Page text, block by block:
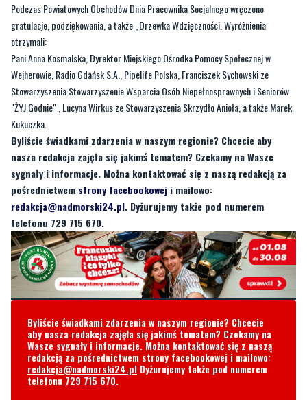
Pani Anna Kosmalska, Dyrektor Miejskiego Ośrodka Pomocy Społecznej w
Wejherowie, Radio Gdańsk S.A., Pipelife Polska, Franciszek Sychowski ze
Stowarzyszenia Stowarzyszenie Wsparcia Osób Niepełnosprawnych i Seniorów
"ŻYJ Godnie" , Lucyna Wirkus ze Stowarzyszenia Skrzydło Anioła, a także Marek
Kukuczka.
Byliście świadkami zdarzenia w naszym regionie? Chcecie aby
nasza redakcja zajęła się jakimś tematem? Czekamy na Wasze
sygnały i informacje. Można kontaktować się z naszą redakcją za
pośrednictwemstrony facebookoweji mailowo:
redakcja@nadmorski24.pl. Dyżurujemy także pod numerem
telefonu 729 715 670.
Byliście świadkami zdarzenia w naszym regionie? Chcecie
aby nasza redakcja zajęła się jakimś tematem? Czekamy na
Wasze sygnały i informacje. Można kontaktować się z naszą
redakcja@nadmorski24.plDyżurujemy także pod numerem
telefonu729 715 670.
Komentarze